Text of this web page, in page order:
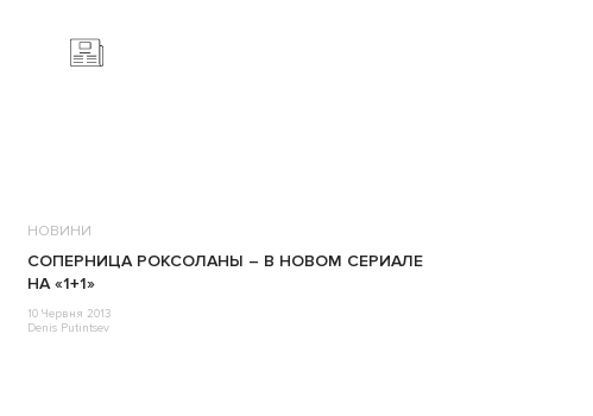
НОВИНИ
СОПЕРНИЦА РОКСОЛАНЫ – В НОВОМ СЕРИАЛЕ
НА «1+1»
10 Червня 2013
Denis Putintsev